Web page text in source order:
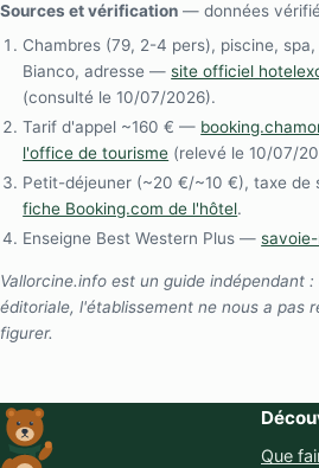
Sources et vérification — données
Chambres (79, 2-4 pers), piscine,
Bianco, adresse —site officiel
(consulté le 10/07/2026).
Tarif d'appel ~160 € —
l'office de tourisme (relevé le 10/07/
Petit-déjeuner (~20 €/~10 €), taxe
fiche Booking.com de l'hôtel.
Enseigne Best Western Plus —
Vallorcine.info est un guide indépendant
éditoriale, l'établissement ne nous a pas
figurer.
Que